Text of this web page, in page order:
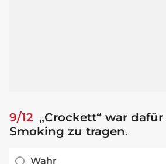
9/12 „Crockett“ war
Smoking zu tragen.
Wahr